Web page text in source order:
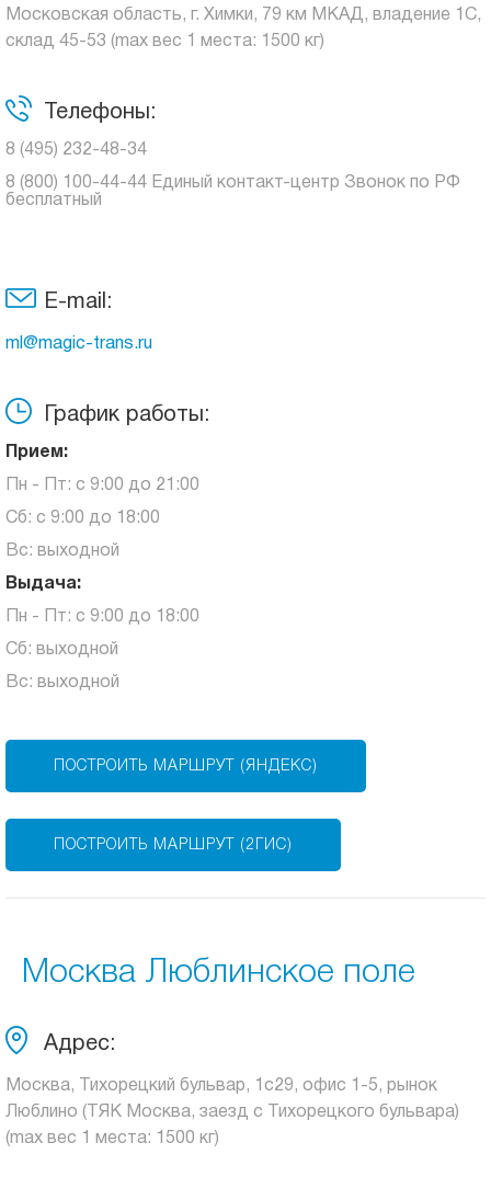
Московская область, г. Химки, 79 км МКАД, владение 1С,
склад 45-53 (max вес 1 места: 1500 кг)
Телефоны:
8 (495) 232-48-34
8 (800) 100-44-44 Единый контакт-центр Звонок по РФ
бесплатный
E-mail:
ml@magic-trans.ru
График работы:
Прием:
Пн - Пт: с 9:00 до 21:00
Сб: с 9:00 до 18:00
Вс: выходной
Выдача:
Пн - Пт: с 9:00 до 18:00
Сб: выходной
Вс: выходной
ПОСТРОИТЬ МАРШРУТ (ЯНДЕКС)
ПОСТРОИТЬ МАРШРУТ (2ГИС)
Москва Люблинское поле
Адрес:
Москва, Тихорецкий бульвар, 1с29, офис 1-5, рынок
Люблино (ТЯК Москва, заезд с Тихорецкого бульвара)
(max вес 1 места: 1500 кг)